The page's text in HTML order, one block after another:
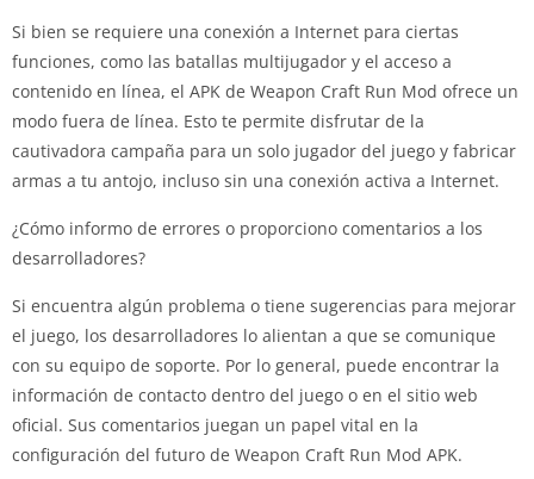
Si bien se requiere una conexión a Internet para ciertas
funciones, como las batallas multijugador y el acceso a
contenido en línea, el APK de Weapon Craft Run Mod ofrece un
modo fuera de línea. Esto te permite disfrutar de la
cautivadora campaña para un solo jugador del juego y fabricar
armas a tu antojo, incluso sin una conexión activa a Internet.
¿Cómo informo de errores o proporciono comentarios a los
desarrolladores?
Si encuentra algún problema o tiene sugerencias para mejorar
el juego, los desarrolladores lo alientan a que se comunique
con su equipo de soporte. Por lo general, puede encontrar la
información de contacto dentro del juego o en el sitio web
oficial. Sus comentarios juegan un papel vital en la
configuración del futuro de Weapon Craft Run Mod APK.